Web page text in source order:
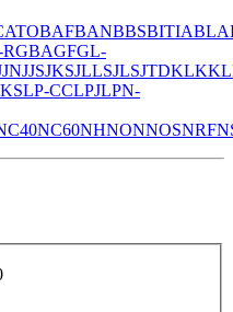
ATOBAFBANBBSBITIABLA
GBAGFGL-
JJSJKSJLLSJLSJTDKLK
LP-CCLPJLPN-
NC60NHNONNOSNRF